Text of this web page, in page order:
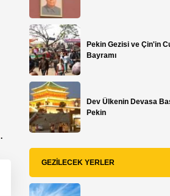
.
Pekin Gezisi ve Çin'in
Bayramı
Dev Ülkenin Devasa
Pekin
GEZILECEK YERLER